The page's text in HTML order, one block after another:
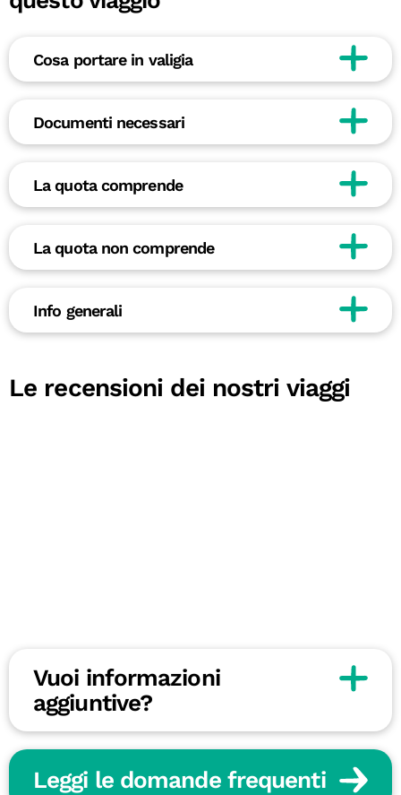
Cosa portare in valigia
Documenti necessari
La quota comprende
La quota non comprende
Info generali
Le recensioni dei nostri viaggi
Vuoi informazioni
aggiuntive?
Leggi le domande frequenti